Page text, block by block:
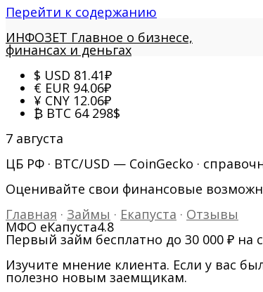
Перейти к содержанию
ИНФОЗЕТ Главное о бизнесе,
финансах и деньгах
$ USD 81.41₽
€ EUR 94.06₽
¥ CNY 12.06₽
₿ BTC 64 298$
7 августа
ЦБ РФ · BTC/USD — CoinGecko ·
Оценивайте свои финансовые
Главная · Займы · Екапуста · Отзывы
МФО еКапуста4.8
Первый займ бесплатно до 30 000 ₽ на
Изучите мнение клиента. Если у вас
полезно новым заемщикам.